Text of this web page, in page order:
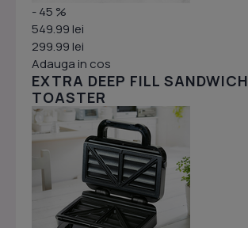
- 45 %
549.99 lei
299.99 lei
Adauga in cos
EXTRA DEEP FILL SANDWICH
TOASTER